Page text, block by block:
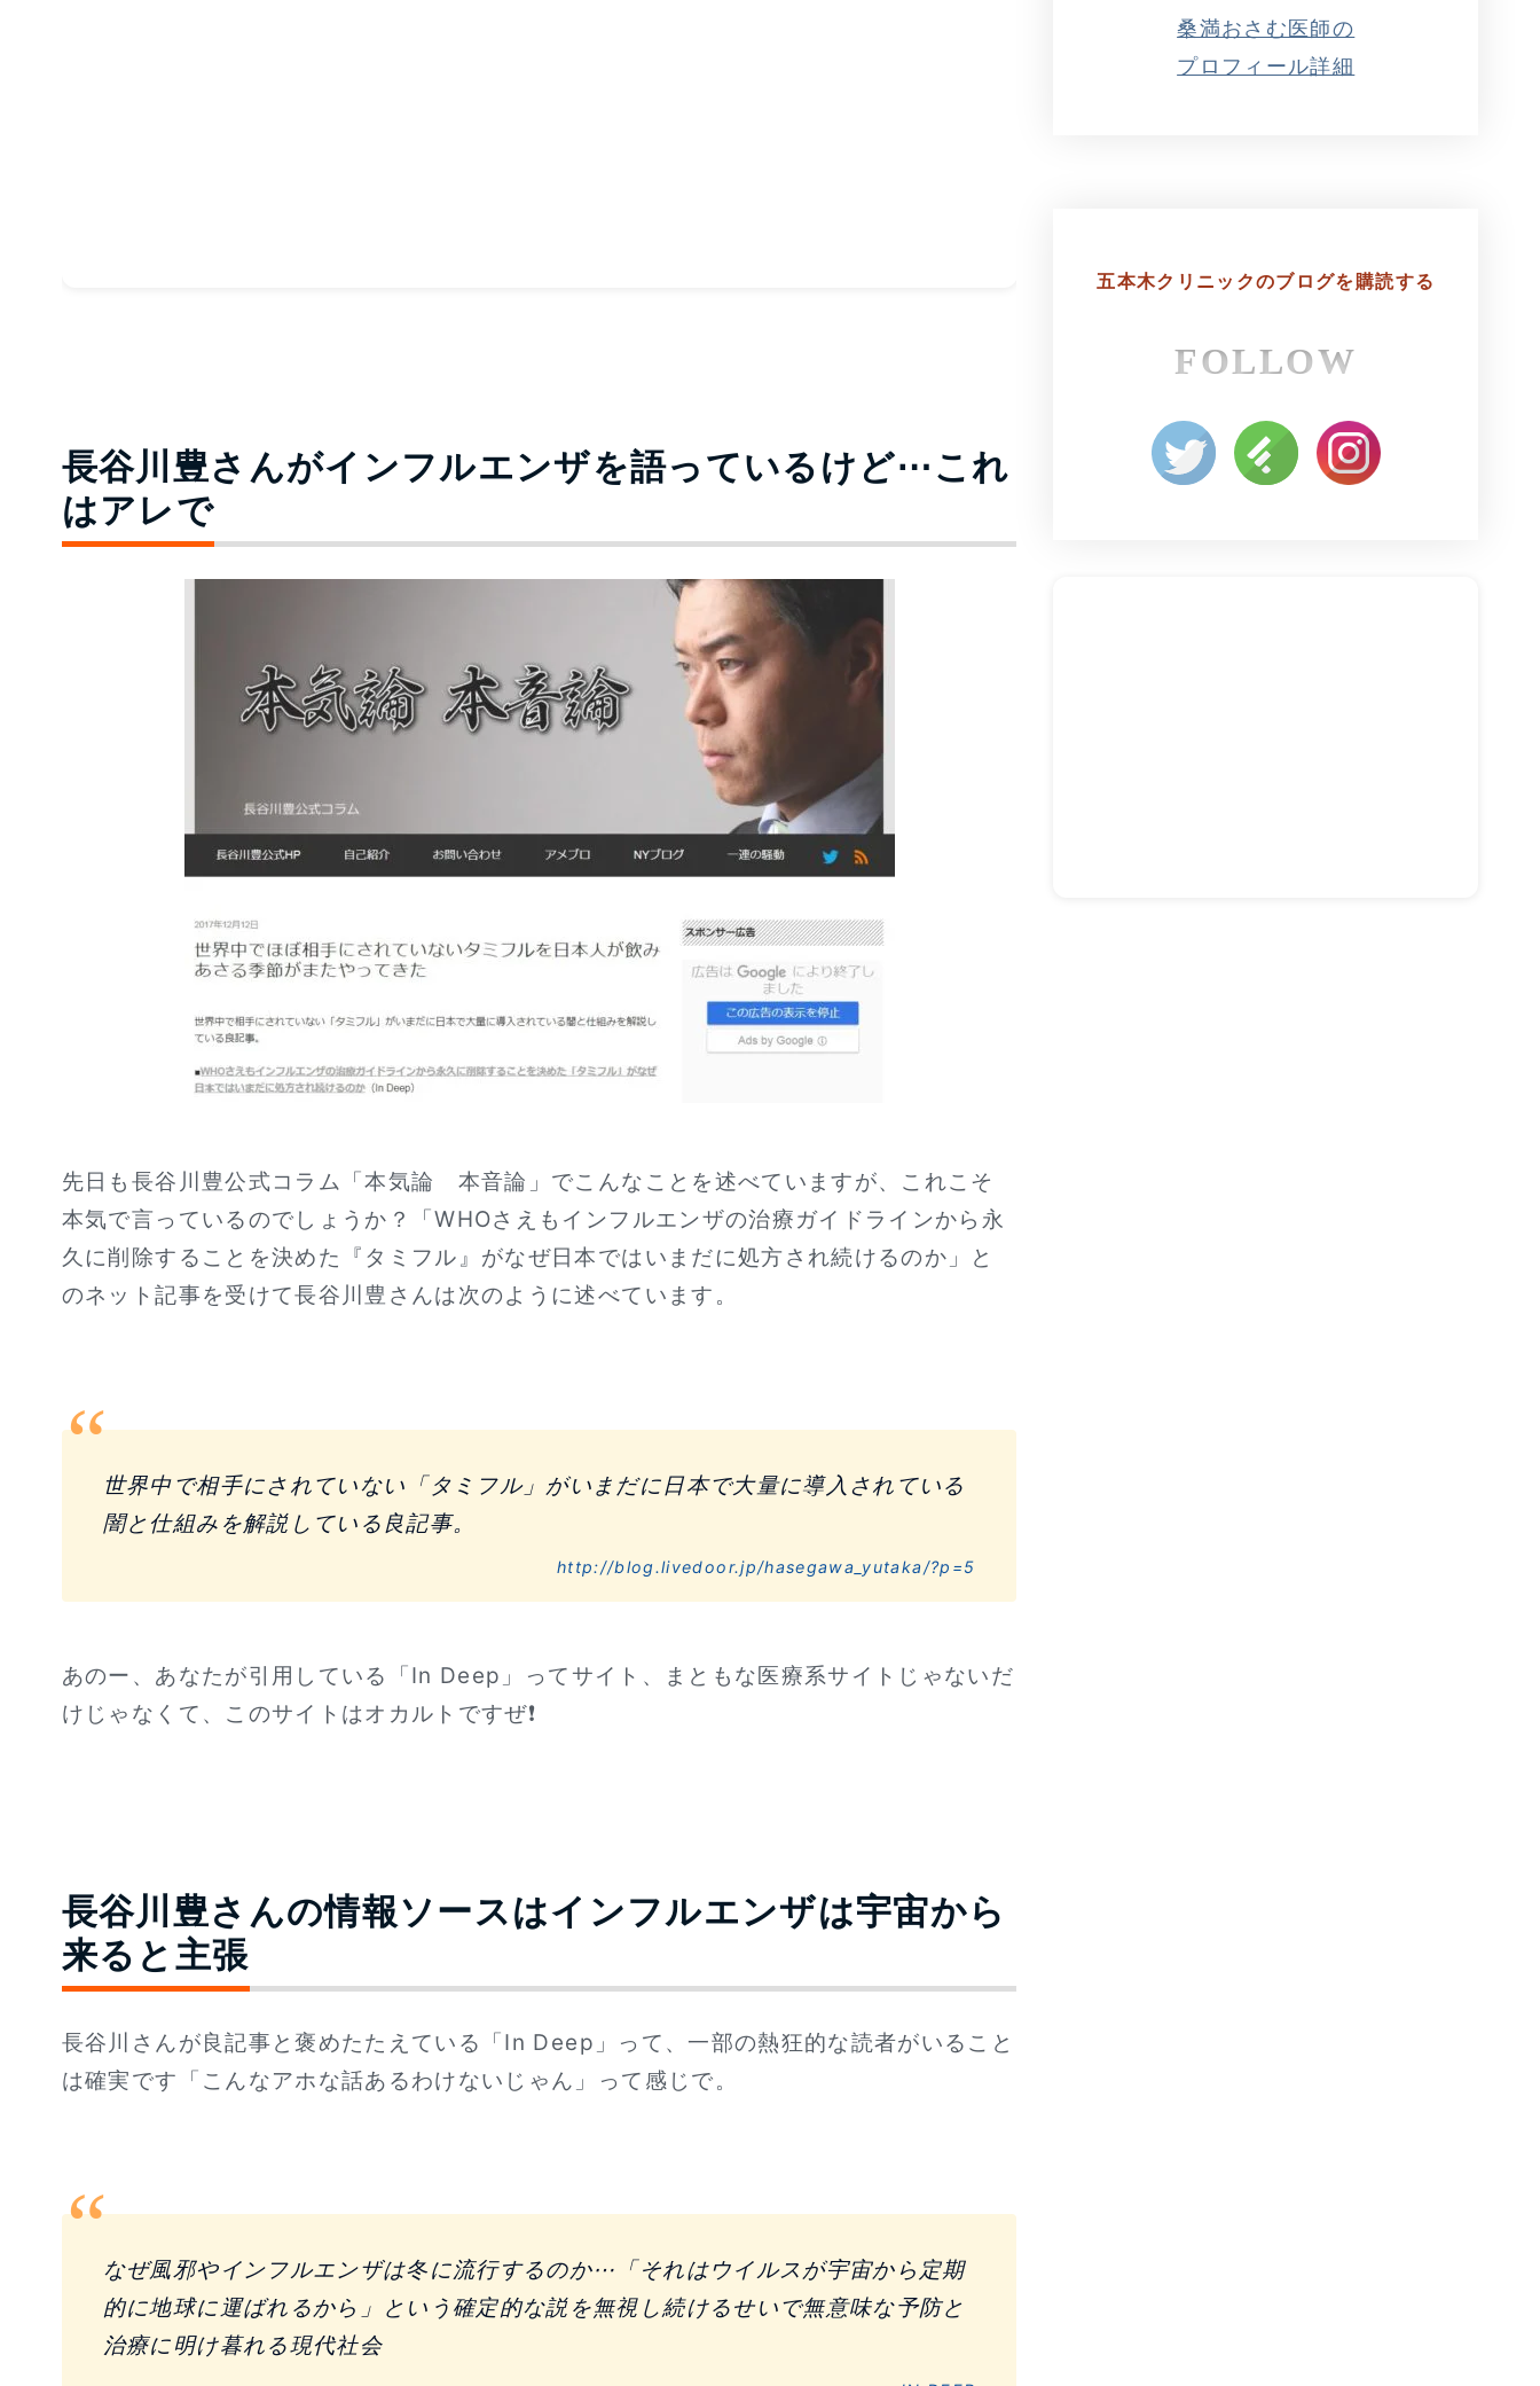
長谷川豊さんがインフルエンザを語っているけど⋯これ
はアレで
先日も長谷川豊公式コラム「本気論 本音論」でこんなことを述べていますが、これこそ
本気で言っているのでしょうか？「WHOさえもインフルエンザの治療ガイドラインから永
久に削除することを決めた『タミフル』がなぜ日本ではいまだに処方され続けるのか」と
のネット記事を受けて長谷川豊さんは次のように述べています。
世界中で相手にされていない「タミフル」がいまだに日本で大量に導入されている
闇と仕組みを解説している良記事。
http://blog.livedoor.jp/hasegawa_yutaka/?p=5
あのー、あなたが引用している「In Deep」ってサイト、まともな医療系サイトじゃないだ
けじゃなくて、このサイトはオカルトですぜ❗
長谷川豊さんの情報ソースはインフルエンザは宇宙から
来ると主張
長谷川さんが良記事と褒めたたえている「In Deep」って、一部の熱狂的な読者がいること
は確実です「こんなアホな話あるわけないじゃん」って感じで。
なぜ風邪やインフルエンザは冬に流行するのか⋯「それはウイルスが宇宙から定期
的に地球に運ばれるから」という確定的な説を無視し続けるせいで無意味な予防と
治療に明け暮れる現代社会
桑満おさむ医師の
プロフィール詳細
五本木クリニックのブログを購読する
FOLLOW